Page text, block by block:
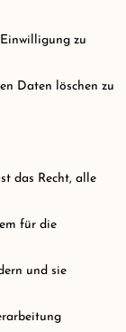
zu
Daten löschen zu
das Recht, alle
für die
und sie